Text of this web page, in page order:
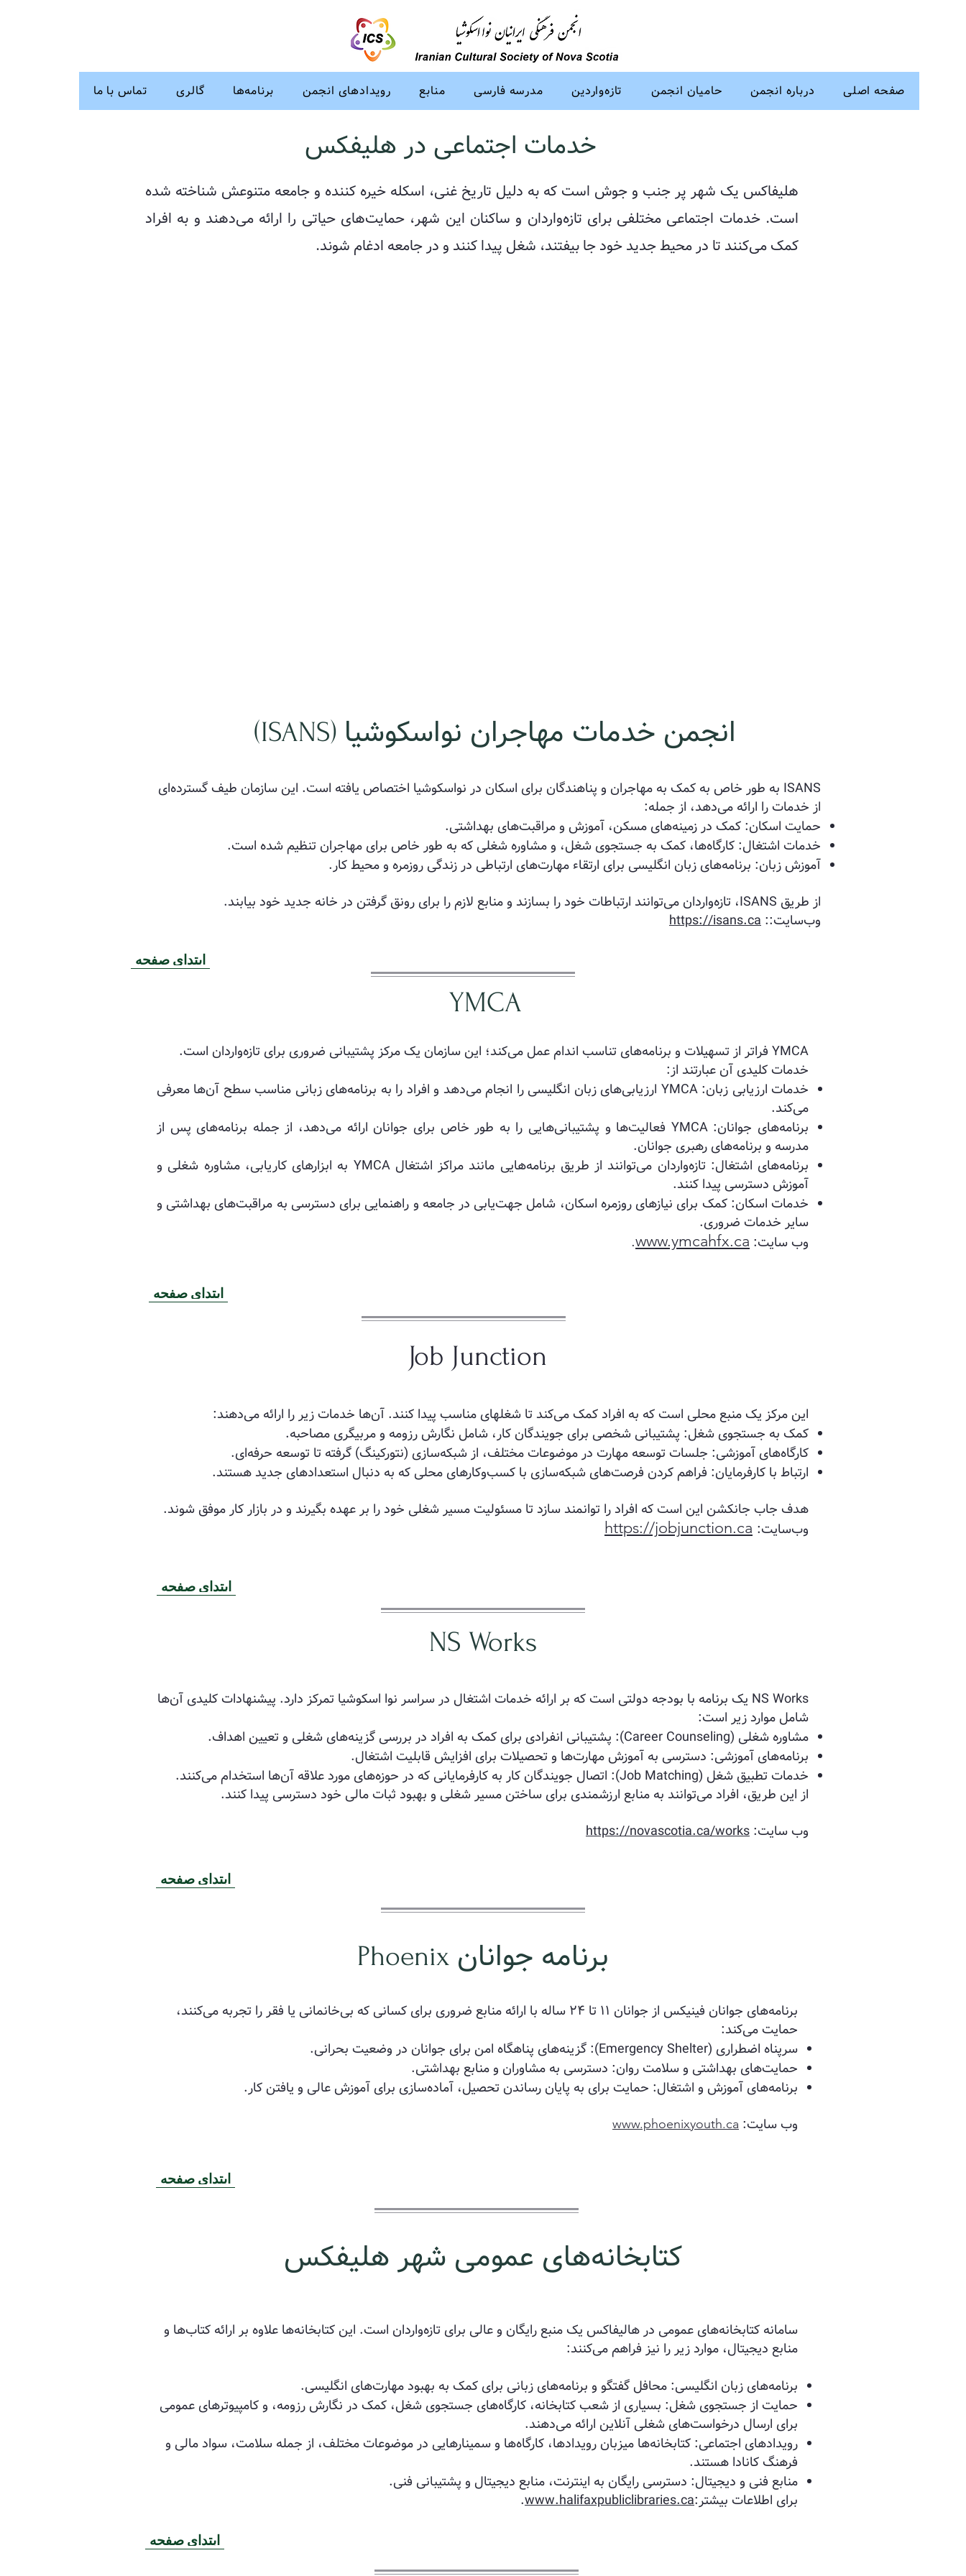
تماس با ما گالری برنامه‌ها رویدادهای انجمن منابع مدرسه فارسی تازه‌واردین حامیان انجمن درباره انجمن صفحه اصلی
خدمات اجتماعی در هلیفکس
هلیفاکس یک شهر پر جنب و جوش است که به دلیل تاریخ غنی، اسکله خیره کننده و جامعه متنوعش شناخته شده
است. خدمات اجتماعی مختلفی برای تازه‌واردان و ساکنان این شهر، حمایت‌های حیاتی را ارائه می‌دهند و به افراد
کمک می‌کنند تا در محیط جدید خود جا بیفتند، شغل پیدا کنند و در جامعه ادغام شوند.
انجمن خدمات مهاجران نواسکوشیا (ISANS)
ISANS به طور خاص به کمک به مهاجران و پناهندگان برای اسکان در نواسکوشیا اختصاص یافته است. این سازمان طیف گسترده‌ای
از خدمات را ارائه می‌دهد، از جمله:
حمایت اسکان: کمک در زمینه‌های مسکن، آموزش و مراقبت‌های بهداشتی.
خدمات اشتغال: کارگاه‌ها، کمک به جستجوی شغل، و مشاوره شغلی که به طور خاص برای مهاجران تنظیم شده است.
آموزش زبان: برنامه‌های زبان انگلیسی برای ارتقاء مهارت‌های ارتباطی در زندگی روزمره و محیط کار.
از طریق ISANS، تازه‌واردان می‌توانند ارتباطات خود را بسازند و منابع لازم را برای رونق گرفتن در خانه جدید خود بیابند.
وب‌سایت:‌:
https://isans.ca
ابتدای صفحه
YMCA
YMCA فراتر از تسهیلات و برنامه‌های تناسب اندام عمل می‌کند؛ این سازمان یک مرکز پشتیبانی ضروری برای تازه‌واردان است.
خدمات کلیدی آن عبارتند از:
خدمات ارزیابی زبان: YMCA ارزیابی‌های زبان انگلیسی را انجام می‌دهد و افراد را به برنامه‌های زبانی مناسب سطح آن‌ها معرفی
می‌کند.
برنامه‌های جوانان: YMCA فعالیت‌ها و پشتیبانی‌هایی را به طور خاص برای جوانان ارائه می‌دهد، از جمله برنامه‌های پس از
مدرسه و برنامه‌های رهبری جوانان.
برنامه‌های اشتغال: تازه‌واردان می‌توانند از طریق برنامه‌هایی مانند مراکز اشتغال YMCA به ابزارهای کاریابی، مشاوره شغلی و
آموزش دسترسی پیدا کنند.
خدمات اسکان: کمک برای نیازهای روزمره اسکان، شامل جهت‌یابی در جامعه و راهنمایی برای دسترسی به مراقبت‌های بهداشتی و
سایر خدمات ضروری.
وب سایت: www.ymcahfx.ca
.
ابتدای صفحه
Job Junction
این مرکز یک منبع محلی است که به افراد کمک می‌کند تا شغلهای مناسب پیدا کنند. آن‌ها خدمات زیر را ارائه می‌دهند:
کمک به جستجوی شغل: پشتیبانی شخصی برای جویندگان کار، شامل نگارش رزومه و مربیگری مصاحبه.
کارگاه‌های آموزشی: جلسات توسعه مهارت در موضوعات مختلف، از شبکه‌سازی (نتورکینگ) گرفته تا توسعه حرفه‌ای.
ارتباط با کارفرمایان: فراهم کردن فرصت‌های شبکه‌سازی با کسب‌وکارهای محلی که به دنبال استعدادهای جدید هستند.
هدف جاب جانکشن این است که افراد را توانمند سازد تا مسئولیت مسیر شغلی خود را بر عهده بگیرند و در بازار کار موفق شوند.
وب‌سایت:‌ https://jobjunction.ca
ابتدای صفحه
NS Works
NS Works یک برنامه با بودجه دولتی است که بر ارائه خدمات اشتغال در سراسر نوا اسکوشیا تمرکز دارد. پیشنهادات کلیدی آن‌ها
شامل موارد زیر است:
مشاوره شغلی (Career Counseling): پشتیبانی انفرادی برای کمک به افراد در بررسی گزینه‌های شغلی و تعیین اهداف.
برنامه‌های آموزشی: دسترسی به آموزش مهارت‌ها و تحصیلات برای افزایش قابلیت اشتغال.
خدمات تطبیق شغل (Job Matching): اتصال جویندگان کار به کارفرمایانی که در حوزه‌های مورد علاقه آن‌ها استخدام می‌کنند.
از این طریق، افراد می‌توانند به منابع ارزشمندی برای ساختن مسیر شغلی و بهبود ثبات مالی خود دسترسی پیدا کنند.
وب سایت:‌ https://novascotia.ca/works
ابتدای صفحه
Phoenix برنامه جوانان
برنامه‌های جوانان فینیکس از جوانان ۱۱ تا ۲۴ ساله با ارائه منابع ضروری برای کسانی که بی‌خانمانی یا فقر را تجربه می‌کنند،
حمایت می‌کند:
سرپناه اضطراری (Emergency Shelter): گزینه‌های پناهگاه امن برای جوانان در وضعیت بحرانی.
حمایت‌های بهداشتی و سلامت روان: دسترسی به مشاوران و منابع بهداشتی.
برنامه‌های آموزش و اشتغال: حمایت برای به پایان رساندن تحصیل، آماده‌سازی برای آموزش عالی و یافتن کار.
وب سایت: www.phoenixyouth.ca
ابتدای صفحه
کتابخانه‌های عمومی شهر هلیفکس
سامانه کتابخانه‌های عمومی در هالیفاکس یک منبع رایگان و عالی برای تازه‌واردان است. این کتابخانه‌ها علاوه بر ارائه کتاب‌ها و
منابع دیجیتال، موارد زیر را نیز فراهم می‌کنند:
برنامه‌های زبان انگلیسی: محافل گفتگو و برنامه‌های زبانی برای کمک به بهبود مهارت‌های انگلیسی.
حمایت از جستجوی شغل: بسیاری از شعب کتابخانه، کارگاه‌های جستجوی شغل، کمک در نگارش رزومه، و کامپیوترهای عمومی
برای ارسال درخواست‌های شغلی آنلاین ارائه می‌دهند.
رویدادهای اجتماعی: کتابخانه‌ها میزبان رویدادها، کارگاه‌ها و سمینارهایی در موضوعات مختلف، از جمله سلامت، سواد مالی و
فرهنگ کانادا هستند.
منابع فنی و دیجیتال: دسترسی رایگان به اینترنت، منابع دیجیتال و پشتیبانی فنی.
برای اطلاعات بیشتر:‌​www.halifaxpubliclibraries.ca
.
ابتدای صفحه